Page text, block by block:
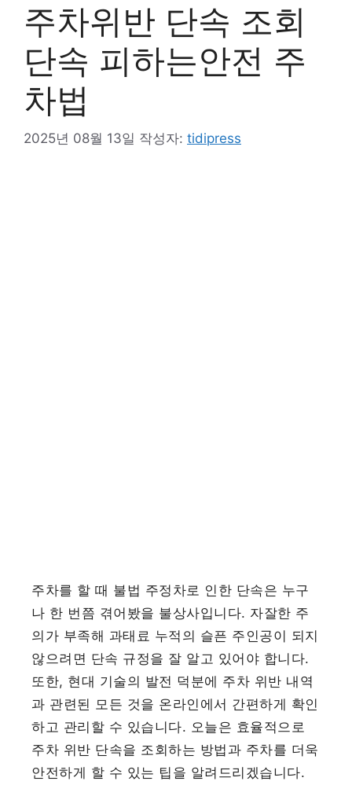
주차위반 단속 조회
단속 피하는안전 주
차법
2025년 08월 13일 작성자: tidipress
주차를 할 때 불법 주정차로 인한 단속은 누구
나 한 번쯤 겪어봤을 불상사입니다. 자잘한 주
의가 부족해 과태료 누적의 슬픈 주인공이 되지
않으려면 단속 규정을 잘 알고 있어야 합니다.
또한, 현대 기술의 발전 덕분에 주차 위반 내역
과 관련된 모든 것을 온라인에서 간편하게 확인
하고 관리할 수 있습니다. 오늘은 효율적으로
주차 위반 단속을 조회하는 방법과 주차를 더욱
안전하게 할 수 있는 팁을 알려드리겠습니다.